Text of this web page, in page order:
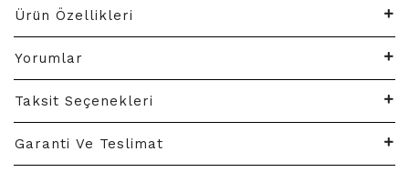
Ürün Özellikleri
Yorumlar
Taksit Seçenekleri
Garanti Ve Teslimat